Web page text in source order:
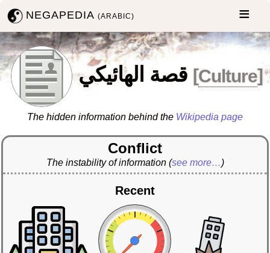
NEGAPEDIA(ARABIC)
قصة الهائيكي [Culture]
The hidden information behind the Wikipedia page
Conflict
The instability of information (see more…)
Recent